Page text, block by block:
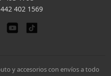
442 402 1569
y accesorios con envíos a todo